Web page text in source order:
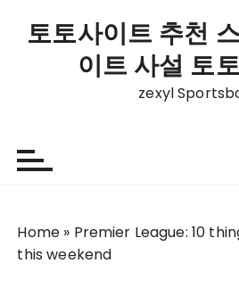
토토사이트 추천
이트 사설 토
zexyl
Home » Premier League: 10
this weekend